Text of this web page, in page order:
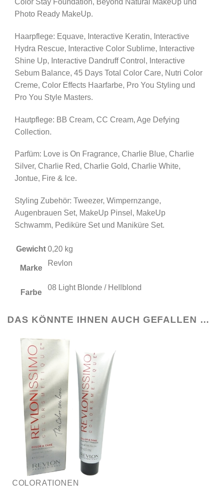
Color Stay Foundation, Beyond Natural MakeUp und
Photo Ready MakeUp.
Haarpflege: Equave, Interactive Keratin, Interactive
Hydra Rescue, Interactive Color Sublime, Interactive
Shine Up, Interactive Dandruff Control, Interactive
Sebum Balance, 45 Days Total Color Care, Nutri Color
Creme, Color Effects Haarfarbe, Pro You Styling und
Pro You Style Masters.
Hautpflege: BB Cream, CC Cream, Age Defying
Collection.
Parfüm: Love is On Fragrance, Charlie Blue, Charlie
Silver, Charlie Red, Charlie Gold, Charlie White,
Jontue, Fire & Ice.
Styling Zubehör: Tweezer, Wimpernzange,
Augenbrauen Set, MakeUp Pinsel, MakeUp
Schwamm, Pediküre Set und Maniküre Set.
Gewicht 0,20 kg
Marke
Revlon
Farbe
08 Light Blonde / Hellblond
DAS KÖNNTE IHNEN AUCH GEFALLEN …
COLORATIONEN